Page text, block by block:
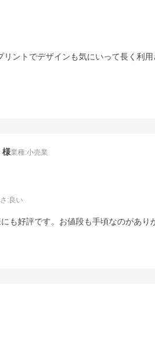
リントでデザインも気にいって長く利
:良い
業種:小売業
も好評です。お値段も手頃なのがあり